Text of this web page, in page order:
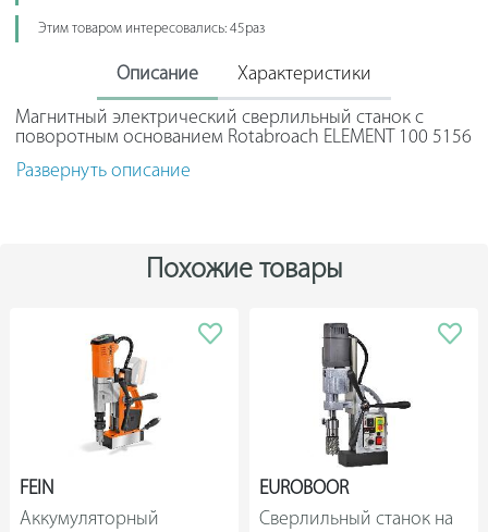
Этим товаром интересовались: 45раз
Описание Характеристики
Магнитный электрический сверлильный станок с
поворотным основанием Rotabroach ELEMENT 100 5156
- переносное компактное устройство, которое
позволяет выполнять сверление в металлических
положении. Смазочно-охлаждающая жидкость
позволяет снизить нагрузку на двигатель и избежать
плотин и других конструкций.
Развернуть описание
Похожие товары
FEIN
Аккумуляторный
EUROBOOR
Сверлильный станок на